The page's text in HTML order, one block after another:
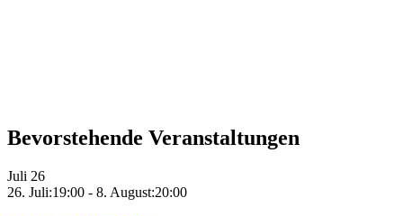
Bevorstehende Veranstaltungen
Juli 26
26. Juli:19:00 - 8. August:20:00